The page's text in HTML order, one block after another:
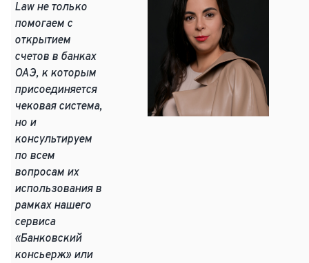
Law не только
помогаем с
открытием
счетов в банках
ОАЭ, к которым
присоединяется
чековая система,
но и
консультируем
по всем
вопросам их
использования в
рамках нашего
сервиса
«Банковский
консьерж» или